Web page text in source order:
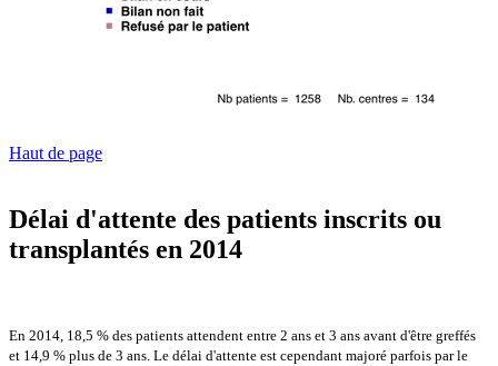
Haut de page
Délai d'attente des patients inscrits ou
transplantés en 2014
En 2014, 18,5 % des patients attendent entre 2 ans et 3 ans avant d'être greffés
et 14,9 % plus de 3 ans. Le délai d'attente est cependant majoré parfois par le